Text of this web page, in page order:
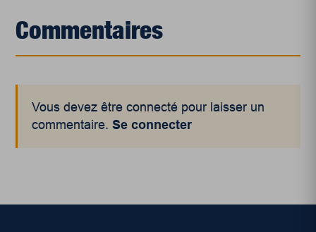
Commentaires
Vous devez être connecté pour laisser un
commentaire.Se connecter